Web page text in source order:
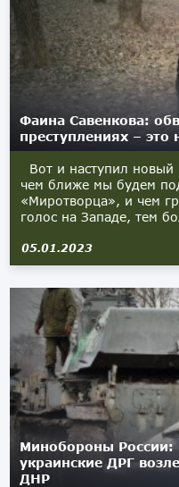
Фаина Савенкова:
преступлениях – это
Вот и наступил новый
чем ближе мы будем
«Миротворца», и чем
голос на Западе, тем
05.01.2023
Минобороны
украинские ДРГ
ДНР